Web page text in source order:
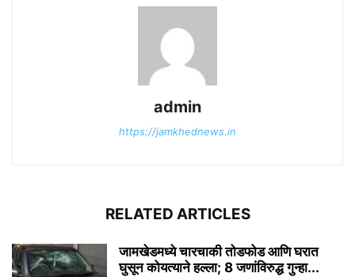
admin
https://jamkhednews.in
RELATED ARTICLES
जामखेडमध्ये चारचाकी तोडफोड आणि घरात
घुसून कोयत्याने हल्ला; 8 जणांविरुद्ध गुन्हा...